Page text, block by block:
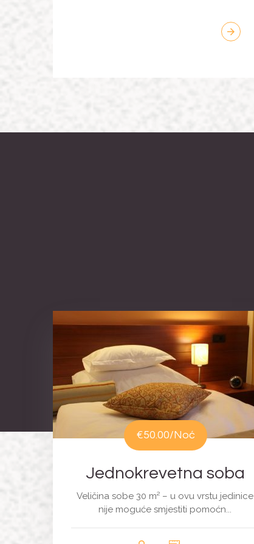
€50.00/Noć
Jednokrevetna soba
Veličina sobe 30 m² – u ovu vrstu jedinice
nije moguće smjestiti pomoćn...